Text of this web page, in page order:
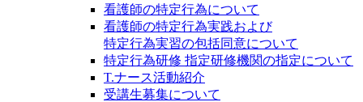
看護師の特定行為について
看護師の特定行為実践および
特定行為実習の包括同意について
特定行為研修 指定研修機関の指定について
T.ナース活動紹介
受講生募集について